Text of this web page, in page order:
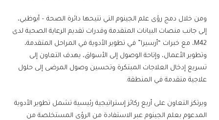
ومن خلال دمج رؤى علم الجينوم التي تتيحها دائرة الصحة – أبوظبي،
إلى جانب منصات البيانات المتقدمة وقدرات تقديم الرعاية الصحية لدى
M42، مع خبرات “أرسيرا” في تطوير الأدوية في المراحل المتقدمة،
وتطوير الأعمال، وإتاحة الوصول إلى الأسواق، يهدف التعاون إلى
تسريع إدخال العلاجات المبتكرة وتحسين وصول المرضى إلى حلول
علاجية متقدمة في المنطقة.
ويرتكز التعاون على أربع ركائز إستراتيجية رئيسية تشمل تطوير الأدوية
المدعوم بعلم الجينوم عبر الاستفادة من الرؤى المستخلصة من